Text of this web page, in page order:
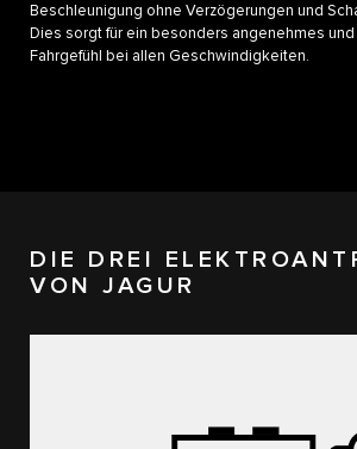
Beschleunigung ohne Verzögerungen und
Dies sorgt für ein besonders angenehmes
Fahrgefühl bei allen Geschwindigkeiten.
DIE DREI
VON JAGUR